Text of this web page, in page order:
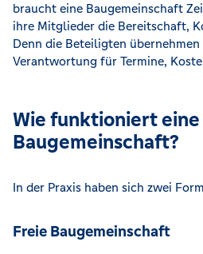
braucht eine Baugemeinschaft
ihre Mitglieder die Bereitschaft,
Denn die Beteiligten übernehmen
Verantwortung für Termine,
Wie funktioniert eine
Baugemeinschaft?
In der Praxis haben sich zwei
Freie Baugemeinschaft